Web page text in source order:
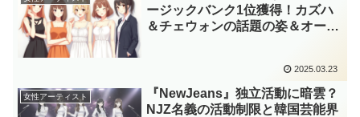
ージックバンク1位獲得！カズハ
＆チェウォンの話題の姿＆オーバ
2025.03.23
女性アーティスト
『NewJeans』独立活動に暗雲？
NJZ名義の活動制限と韓国芸能界